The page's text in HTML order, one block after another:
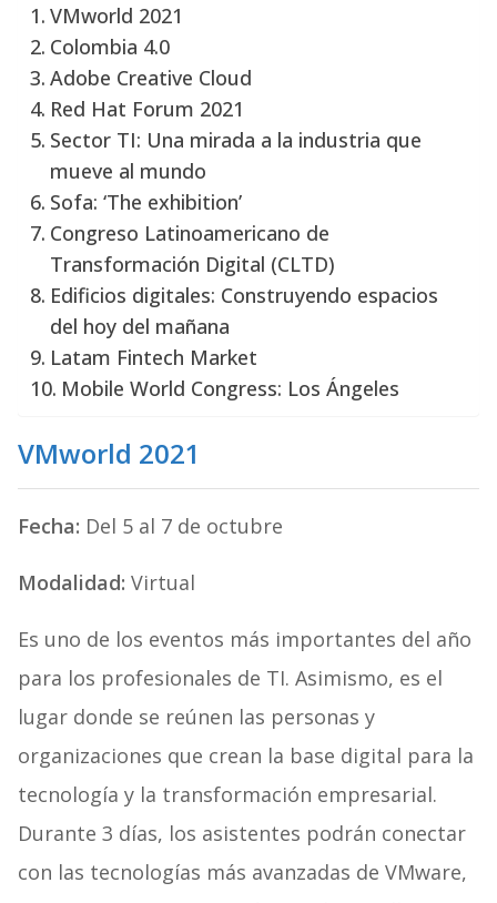
VMworld 2021
Colombia 4.0
Adobe Creative Cloud
Red Hat Forum 2021
Sector TI: Una mirada a la industria que
mueve al mundo
Sofa: ‘The exhibition’
Congreso Latinoamericano de
Transformación Digital (CLTD)
Edificios digitales: Construyendo espacios
del hoy del mañana
Latam Fintech Market
Mobile World Congress: Los Ángeles
VMworld 2021
Fecha: Del 5 al 7 de octubre
Modalidad: Virtual
Es uno de los eventos más importantes del año
para los profesionales de TI. Asimismo, es el
lugar donde se reúnen las personas y
organizaciones que crean la base digital para la
tecnología y la transformación empresarial.
Durante 3 días, los asistentes podrán conectar
con las tecnologías más avanzadas de VMware,